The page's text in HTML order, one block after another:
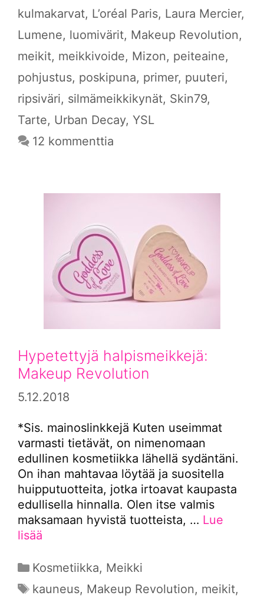
kulmakarvat, L’oréal Paris, Laura Mercier,
Lumene, luomivärit, Makeup Revolution,
meikit, meikkivoide, Mizon, peiteaine,
pohjustus, poskipuna, primer, puuteri,
ripsiväri, silmämeikkikynät, Skin79,
Tarte, Urban Decay, YSL
12 kommenttia
Hypetettyjä halpismeikkejä:
Makeup Revolution
5.12.2018
*Sis. mainoslinkkejä Kuten useimmat
varmasti tietävät, on nimenomaan
edullinen kosmetiikka lähellä sydäntäni.
On ihan mahtavaa löytää ja suositella
huipputuotteita, jotka irtoavat kaupasta
edullisella hinnalla. Olen itse valmis
maksamaan hyvistä tuotteista, … Lue
lisää
Kategoriat
Kosmetiikka, Meikki
Avainsanat
kauneus, Makeup Revolution, meikit,